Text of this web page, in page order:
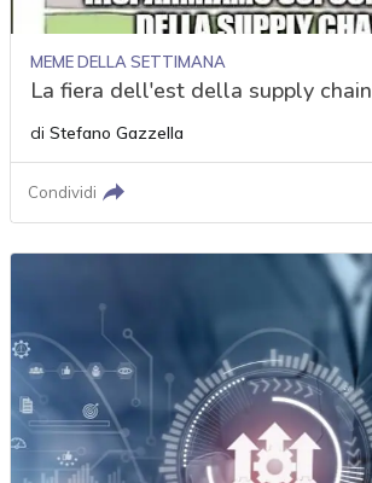
MEME DELLA SETTIMANA
La fiera dell'est della supply chain
di Stefano Gazzella
Condividi